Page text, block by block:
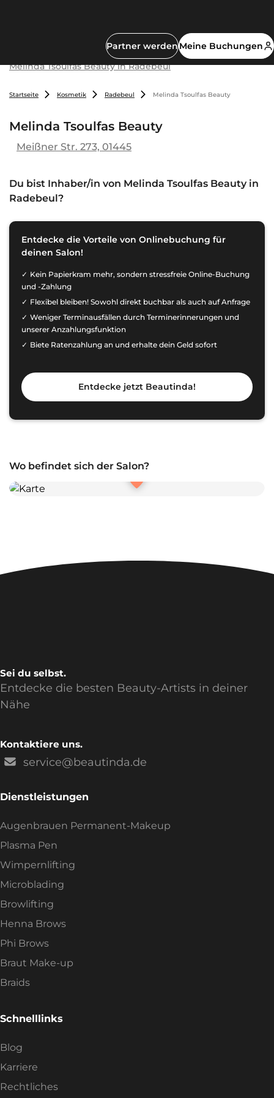
Partner werdenMeine Buchungen
Melinda Tsoulfas Beauty in Radebeul
Startseite Kosmetik Radebeul Melinda Tsoulfas Beauty
Melinda Tsoulfas Beauty
Meißner Str. 273, 01445
Du bist Inhaber/in von Melinda Tsoulfas Beauty in
Radebeul?
Entdecke die Vorteile von Onlinebuchung für
deinen Salon!
Kein Papierkram mehr, sondern stressfreie Online-Buchung
und -Zahlung
Flexibel bleiben! Sowohl direkt buchbar als auch auf Anfrage
Weniger Terminausfällen durch Terminerinnerungen und
unserer Anzahlungsfunktion
Biete Ratenzahlung an und erhalte dein Geld sofort
Entdecke jetzt Beautinda!
Wo befindet sich der Salon?
Sei du selbst.
Entdecke die besten Beauty-Artists in deiner
Nähe
Kontaktiere uns.
service@beautinda.de
Dienstleistungen
Augenbrauen Permanent-Makeup
Plasma Pen
Wimpernlifting
Microblading
Browlifting
Henna Brows
Phi Brows
Braut Make-up
Braids
Schnelllinks
Blog
Karriere
Rechtliches